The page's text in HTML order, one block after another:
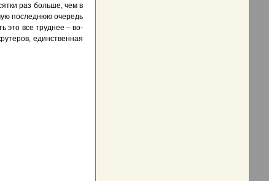
раз больше, чем в
последнюю очередь
это все труднее – во-
единственная